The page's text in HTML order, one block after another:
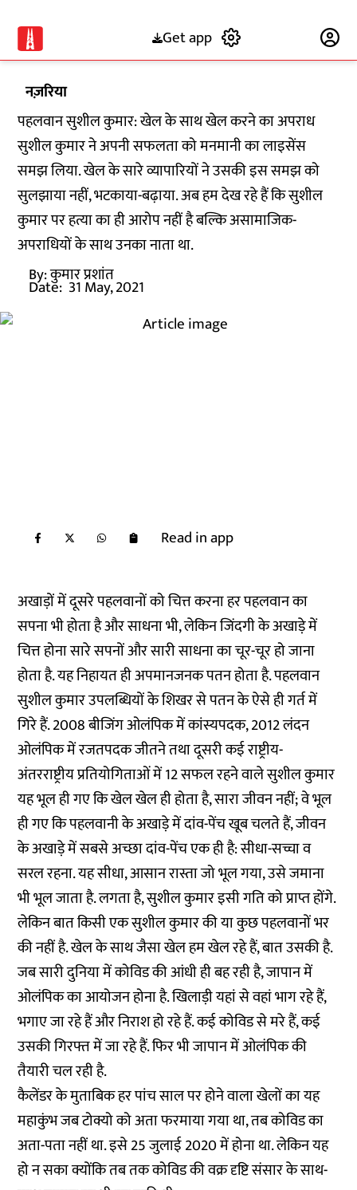
Get app
नज़रिया
पहलवान सुशील कुमार: खेल के साथ खेल करने का अपराध
सुशील कुमार ने अपनी सफलता को मनमानी का लाइसेंस
समझ लिया. खेल के सारे व्यापारियों ने उसकी इस समझ को
सुलझाया नहीं, भटकाया-बढ़ाया. अब हम देख रहे हैं कि सुशील
कुमार पर हत्या का ही आरोप नहीं है बल्कि असामाजिक-
अपराधियों के साथ उनका नाता था.
By:कुमार प्रशांत
Date: 31 May, 2021
Read in app
अखाड़ों में दूसरे पहलवानों को चित्त करना हर पहलवान का
सपना भी होता है और साधना भी, लेकिन जिंदगी के अखाड़े में
चित्त होना सारे सपनों और सारी साधना का चूर-चूर हो जाना
होता है. यह निहायत ही अपमानजनक पतन होता है. पहलवान
सुशील कुमार उपलब्धियों के शिखर से पतन के ऐसे ही गर्त में
गिरे हैं. 2008 बीजिंग ओलंपिक में कांस्यपदक, 2012 लंदन
ओलंपिक में रजतपदक जीतने तथा दूसरी कई राष्ट्रीय-
अंतरराष्ट्रीय प्रतियोगिताओं में 12 सफल रहने वाले सुशील कुमार
यह भूल ही गए कि खेल खेल ही होता है, सारा जीवन नहीं; वे भूल
ही गए कि पहलवानी के अखाड़े में दांव-पेंच खूब चलते हैं, जीवन
के अखाड़े में सबसे अच्छा दांव-पेंच एक ही है: सीधा-सच्चा व
सरल रहना. यह सीधा, आसान रास्ता जो भूल गया, उसे जमाना
भी भूल जाता है. लगता है, सुशील कुमार इसी गति को प्राप्त होंगे.
लेकिन बात किसी एक सुशील कुमार की या कुछ पहलवानों भर
की नहीं है. खेल के साथ जैसा खेल हम खेल रहे हैं, बात उसकी है.
जब सारी दुनिया में कोविड की आंधी ही बह रही है, जापान में
ओलंपिक का आयोजन होना है. खिलाड़ी यहां से वहां भाग रहे हैं,
भगाए जा रहे हैं और निराश हो रहे हैं. कई कोविड से मरे हैं, कई
उसकी गिरफ्त में जा रहे हैं. फिर भी जापान में ओलंपिक की
तैयारी चल रही है.
कैलेंडर के मुताबिक हर पांच साल पर होने वाला खेलों का यह
महाकुंभ जब टोक्यो को अता फरमाया गया था, तब कोविड का
अता-पता नहीं था. इसे 25 जुलाई 2020 में होना था. लेकिन यह
हो न सका क्योंकि तब तक कोविड की वक्र दृष्टि संसार के साथ-